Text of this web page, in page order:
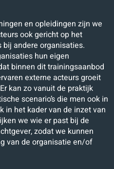
en opleidingen zijn we
ook gericht op het
andere organisaties.
hun eigen
binnen dit trainingsaanbod
externe acteurs groeit
kan zo vanuit de praktijk
scenario’s die men ook in
in het kader van de inzet van
we wie er past bij de
zodat we kunnen
van de organisatie en/of